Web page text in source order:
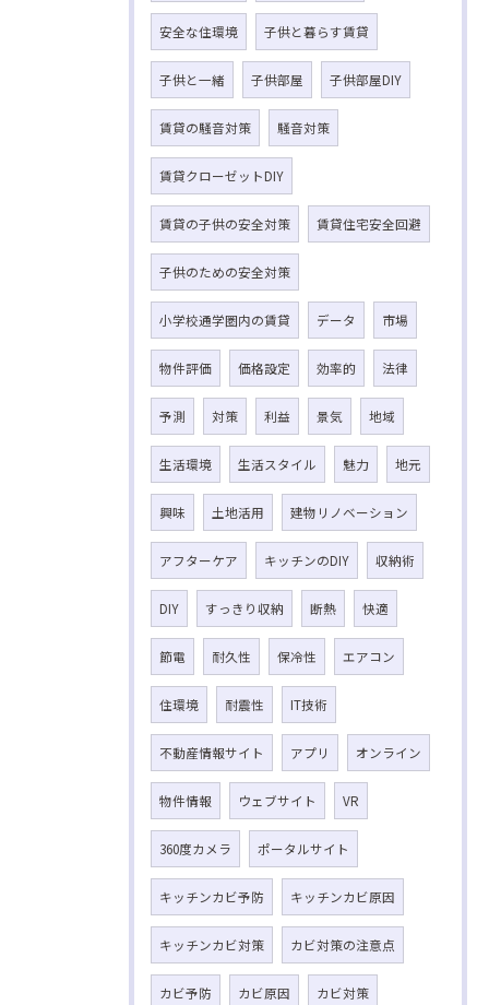
安全な住環境 子供と暮らす賃貸
子供と一緒 子供部屋 子供部屋DIY
賃貸の騒音対策 騒音対策
賃貸クローゼットDIY
賃貸の子供の安全対策 賃貸住宅安全回避
子供のための安全対策
小学校通学圏内の賃貸 データ 市場
物件評価 価格設定 効率的 法律
予測 対策 利益 景気 地域
生活環境 生活スタイル 魅力 地元
興味 土地活用 建物リノベーション
アフターケア キッチンのDIY 収納術
DIY すっきり収納 断熱 快適
節電 耐久性 保冷性 エアコン
住環境 耐震性 IT技術
不動産情報サイト アプリ オンライン
物件情報 ウェブサイト VR
360度カメラ ポータルサイト
キッチンカビ予防 キッチンカビ原因
キッチンカビ対策 カビ対策の注意点
カビ予防 カビ原因 カビ対策